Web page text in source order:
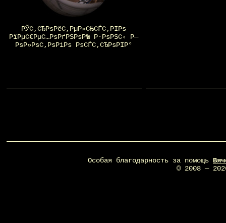
РЎС‚СЂРѕРёС‚РµР»СЊСЃС‚РІРѕ
РїРµС€РµС…РѕРґРЅРѕР№ Р·РѕРЅС‹ Р—
РѕР»РѕС‚РѕРіРѕ РѕСЃС‚СЂРѕРІР°
Особая благодарность за помощь
© 2008 —